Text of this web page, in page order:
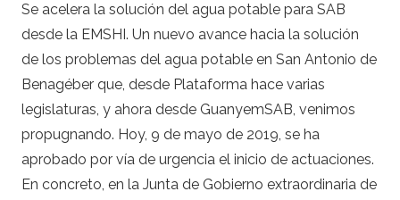
Se acelera la solución del agua potable para SAB
desde la EMSHI. Un nuevo avance hacia la solución
de los problemas del agua potable en San Antonio de
Benagéber que, desde Plataforma hace varias
legislaturas, y ahora desde GuanyemSAB, venimos
propugnando. Hoy, 9 de mayo de 2019, se ha
aprobado por vía de urgencia el inicio de actuaciones.
En concreto, en la Junta de Gobierno extraordinaria de